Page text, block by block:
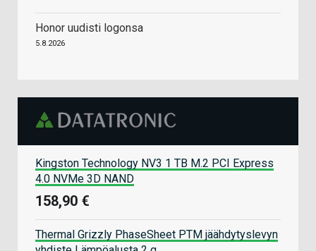
Honor uudisti logonsa
5.8.2026
Kingston Technology NV3 1 TB M.2 PCI Express
4.0 NVMe 3D NAND
158,90 €
Thermal Grizzly PhaseSheet PTM jäähdytyslevyn